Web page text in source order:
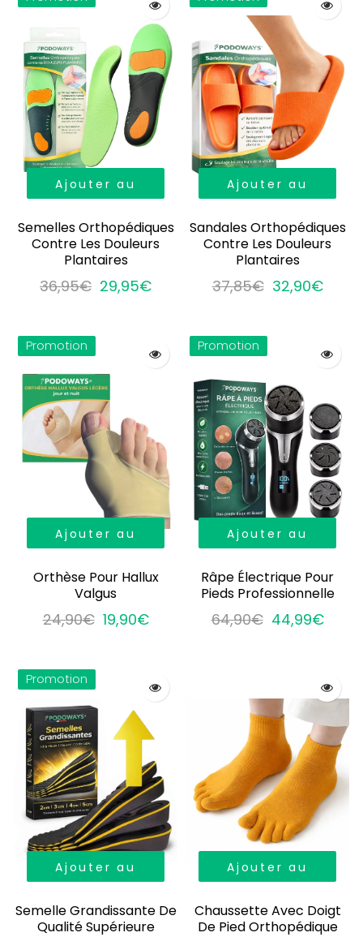
Ajouter au
Semelles Orthopédiques
Contre Les Douleurs
Plantaires
36,95€ 29,95€
Ajouter au
Sandales Orthopédiques
Contre Les Douleurs
Plantaires
37,85€ 32,90€
Promotion
Ajouter au
Orthèse Pour Hallux
Valgus
24,90€ 19,90€
Promotion
Ajouter au
Râpe Électrique Pour
Pieds Professionnelle
64,90€ 44,99€
Promotion
Ajouter au
Semelle Grandissante De
Qualité Supérieure
Ajouter au
Chaussette Avec Doigt
De Pied Orthopédique